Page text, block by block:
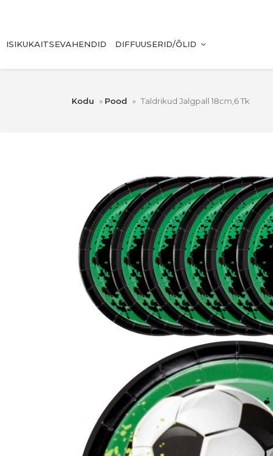
ISIKUKAITSEVAHENDID DIFFUUSERID/ÕLID
Kodu » Pood » Taldrikud Jalgpall 18cm,6 Tk